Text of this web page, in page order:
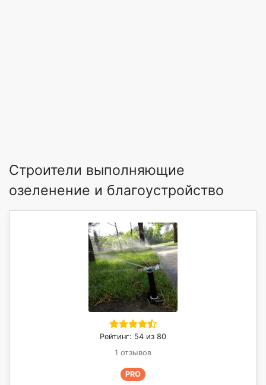
Строители выполняющие
озеленение и благоустройство
Рейтинг: 54 из 80
1 отзывов
PRO